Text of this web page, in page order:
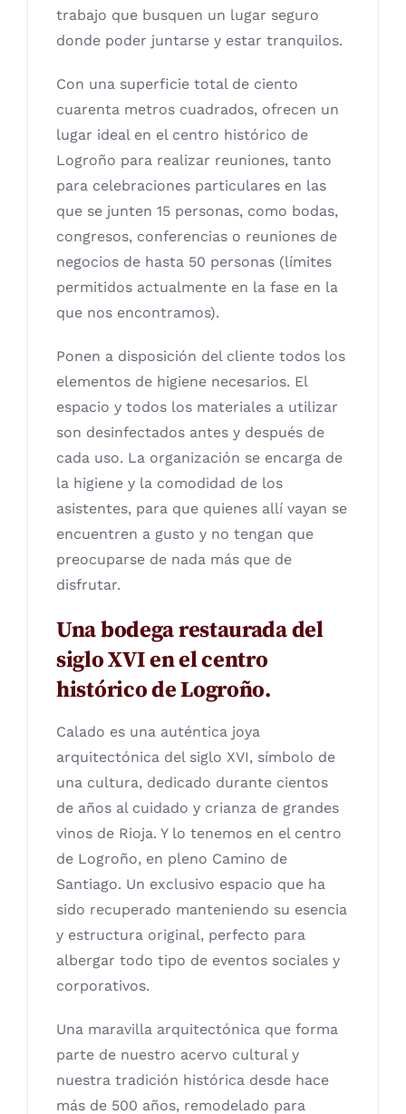
trabajo que busquen un lugar seguro
donde poder juntarse y estar tranquilos.
Con una superficie total de ciento
cuarenta metros cuadrados, ofrecen un
lugar ideal en el centro histórico de
Logroño para realizar reuniones, tanto
para celebraciones particulares en las
que se junten 15 personas, como bodas,
congresos, conferencias o reuniones de
negocios de hasta 50 personas (límites
permitidos actualmente en la fase en la
que nos encontramos).
Ponen a disposición del cliente todos los
elementos de higiene necesarios. El
espacio y todos los materiales a utilizar
son desinfectados antes y después de
cada uso. La organización se encarga de
la higiene y la comodidad de los
asistentes, para que quienes allí vayan se
encuentren a gusto y no tengan que
preocuparse de nada más que de
disfrutar.
Una bodega restaurada del
siglo XVI en el centro
histórico de Logroño.
Calado es una auténtica joya
arquitectónica del siglo XVI, símbolo de
una cultura, dedicado durante cientos
de años al cuidado y crianza de grandes
vinos de Rioja. Y lo tenemos en el centro
de Logroño, en pleno Camino de
Santiago. Un exclusivo espacio que ha
sido recuperado manteniendo su esencia
y estructura original, perfecto para
albergar todo tipo de eventos sociales y
corporativos.
Una maravilla arquitectónica que forma
parte de nuestro acervo cultural y
nuestra tradición histórica desde hace
más de 500 años, remodelado para